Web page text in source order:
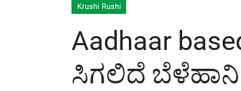
Krushi Rushi
Aadhaar
ಸಿಗಲಿದೆ